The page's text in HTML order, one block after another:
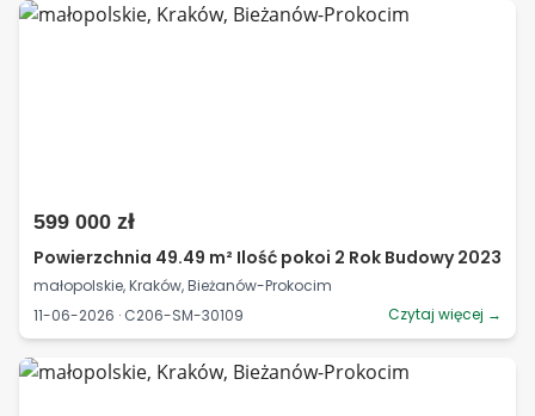
599 000 zł
Powierzchnia 49.49 m² Ilość pokoi 2 Rok Budowy 2023
małopolskie, Kraków, Bieżanów-Prokocim
11-06-2026 · C206-SM-30109
Czytaj więcej →